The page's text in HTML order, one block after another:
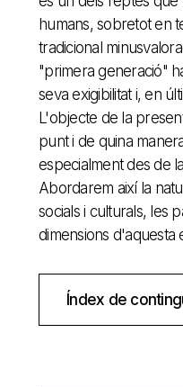
humans, sobretot en
tradicional
"primera generació"
seva exigibilitat i, en
L'objecte de la
punt i de quina
especialment des de
Abordarem així la
socials i culturals, les
dimensions d'aquesta
Índex de